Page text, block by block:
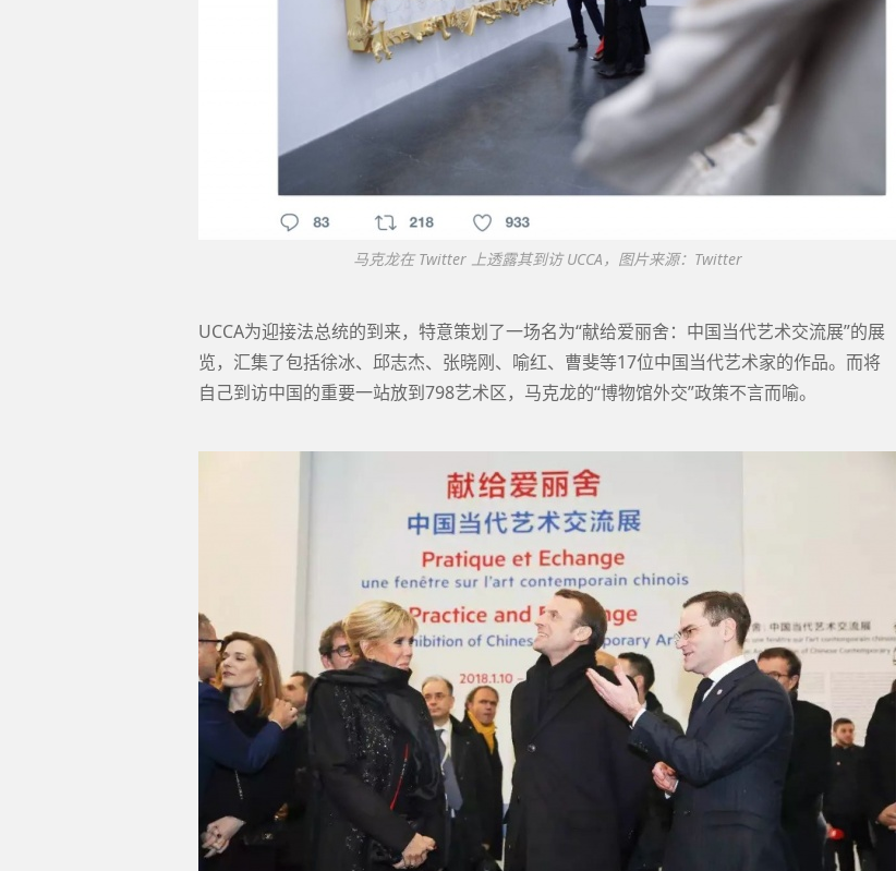
马克龙在 Twitter 上透露其到访 UCCA，图片来源：Twitter
UCCA为迎接法总统的到来，特意策划了一场名为“献给爱丽舍：中国当代艺术交流展”的展
览，汇集了包括徐冰、邱志杰、张晓刚、喻红、曹斐等17位中国当代艺术家的作品。而将
自己到访中国的重要一站放到798艺术区，马克龙的“博物馆外交”政策不言而喻。